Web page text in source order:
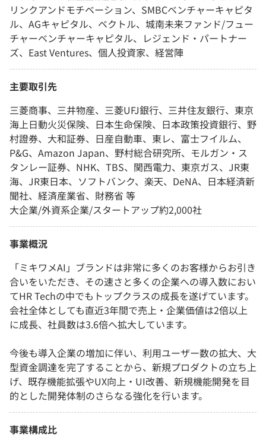
リンクアンドモチベーション、SMBCベンチャーキャピタ
ル、AGキャピタル、ベクトル、城南未来ファンド/フュー
チャーベンチャーキャピタル、レジェンド・パートナー
ズ、East Ventures、個人投資家、経営陣
主要取引先
三菱商事、三井物産、三菱UFJ銀行、三井住友銀行、東京
海上日動火災保険、日本生命保険、日本政策投資銀行、野
村證券、大和証券、日産自動車、東レ、富士フイルム、
P&G、Amazon Japan、野村総合研究所、モルガン・ス
タンレー証券、NHK、TBS、関西電力、東京ガス、JR東
海、JR東日本、ソフトバンク、楽天、DeNA、日本経済新
聞社、経済産業省、財務省 等
大企業/外資系企業/スタートアップ約2,000社
事業概況
「ミキワメAI」ブランドは非常に多くのお客様からお引き
合いをいただき、その速さと多くの企業への導入数におい
てHR Techの中でもトップクラスの成長を遂げています。
会社全体としても直近3年間で売上・企業価値は2倍以上
に成長、社員数は3.6倍へ拡大しています。
今後も導入企業の増加に伴い、利用ユーザー数の拡大、大
型資金調達を完了することから、新規プロダクトの立ち上
げ、既存機能拡張やUX向上・UI改善、新規機能開発を目
的とした開発体制のさらなる強化を行います。
事業構成比